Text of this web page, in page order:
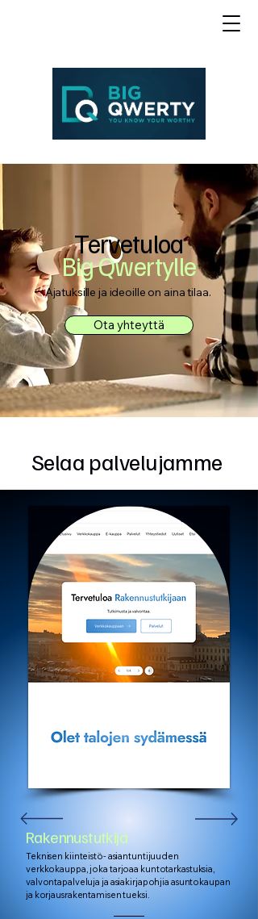
Tervetuloa
Big Qwertylle
Ajatuksille ja ideoille on aina tilaa.
Ota yhteyttä
Selaa palvelujamme
Rakennustutkija
Teknisen kiinteistö- asiantuntijuuden
verkkokauppa, joka tarjoaa kuntotarkastuksia,
valvontapalveluja ja asiakirjapohjia asuntokaupan
ja korjausrakentamisen tueksi.